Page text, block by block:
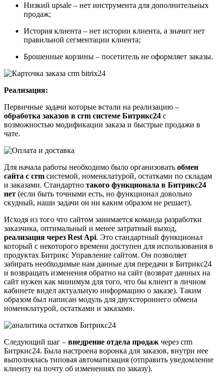
Низкий upsale – нет инструмента для дополнительных
продаж;
История клиента – нет истории клиента, а значит нет
правильной сегментации клиента;
Брошенные корзины – посетитель не оформляет заказы.
Реализация:
Первичные задачи которые встали на реализацию –
обработка заказов в crm системе Битрикс24 с
возможностью модификации заказа и быстрые продажи в
чате.
Для начала работы необходимо было организовать обмен
сайта с crm системой, номенклатурой, остатками по складам
и заказами. Стандартно такого функционала в Битрикс24
нет (если быть точными есть, но функционал довольно
скудный, наши задачи он ни каким образом не решает).
Исходя из того что сайтом занимается команда разработки
заказчика, оптимальный и менее затратный выход,
реализация через Rest Api. Это стандартный функционал
который с некоторого времени доступен для использования в
продуктах Битрикс Управление сайтом. Он позволяет
забирать необходимые нам данные для передачи в Битрикс24
и возвращать изменения обратно на сайт (возврат данных на
сайт нужен как минимум для того, что бы клиент в личном
кабинете видел актуальную информацию о заказе). Таким
образом был написан модуль для двухстороннего обмена
номенклатурой, остатками и заказами.
Следующий шаг – внедрение отдела продаж через crm
Битркис24. Была настроена воронка для заказов, внутри нее
выполнялась типовая автоматизация (отправить уведомление
клиенту на почту об изменениях по заказу).